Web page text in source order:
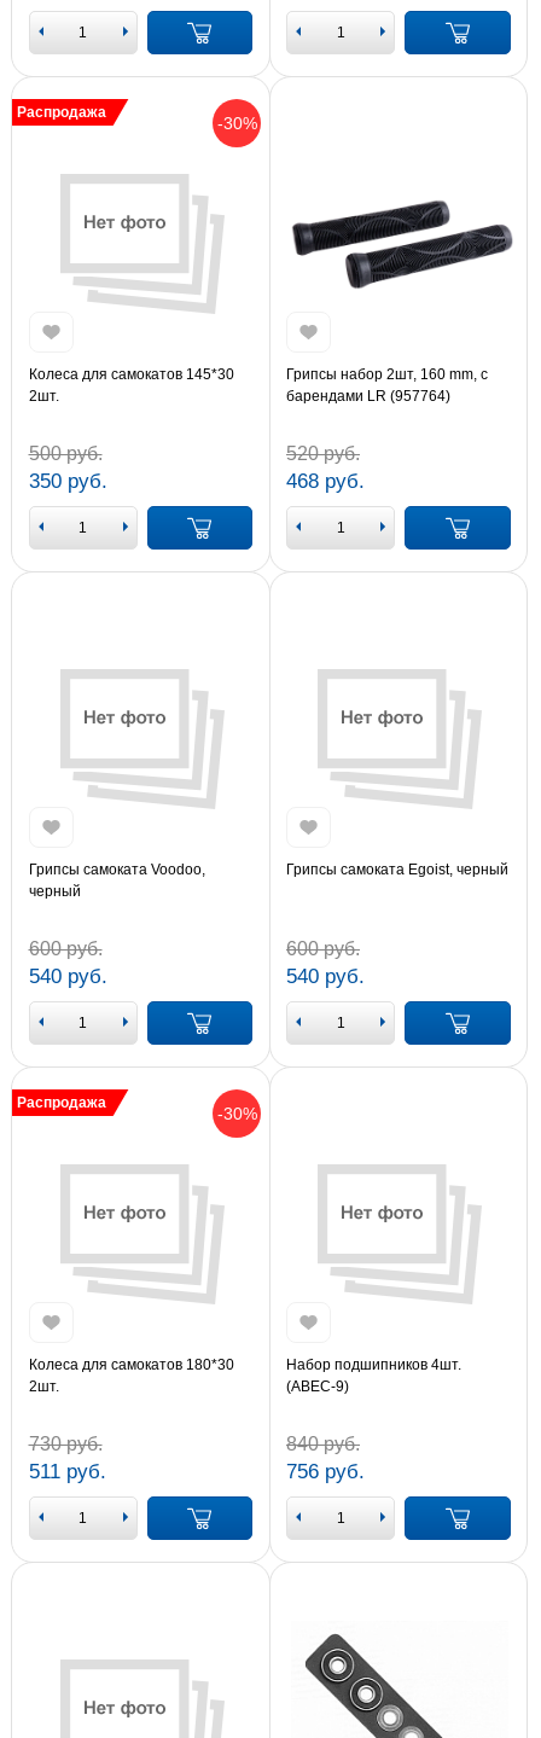
-30%
Распродажа
Колеса для самокатов 145*30
2шт.
500 руб.
350 руб.
Грипсы набор 2шт, 160 mm, с
барендами LR (957764)
520 руб.
468 руб.
Грипсы самоката Voodoo,
черный
600 руб.
540 руб.
Грипсы самоката Egoist, черный
600 руб.
540 руб.
-30%
Распродажа
Колеса для самокатов 180*30
2шт.
730 руб.
511 руб.
Набор подшипников 4шт.
(ABEC-9)
840 руб.
756 руб.